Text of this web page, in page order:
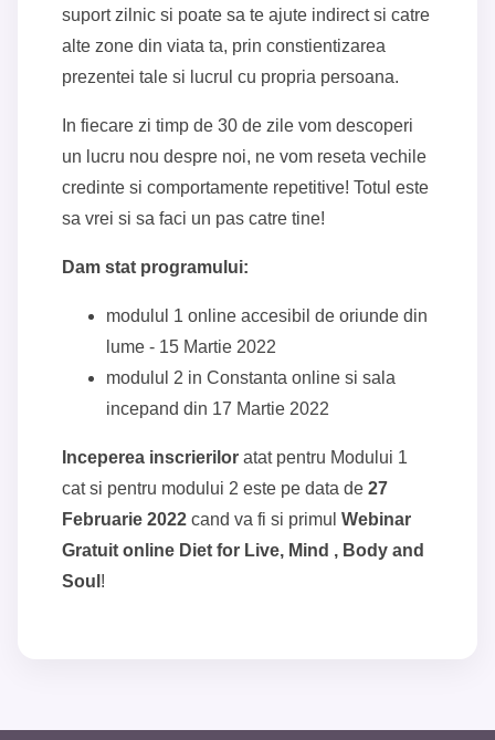
suport zilnic si poate sa te ajute indirect si catre
alte zone din viata ta, prin constientizarea
prezentei tale si lucrul cu propria persoana.
In fiecare zi timp de 30 de zile vom descoperi
un lucru nou despre noi, ne vom reseta vechile
credinte si comportamente repetitive! Totul este
sa vrei si sa faci un pas catre tine!
Dam stat programului:
modulul 1 online accesibil de oriunde din
lume - 15 Martie 2022
modulul 2 in Constanta online si sala
incepand din 17 Martie 2022
Inceperea inscrierilor atat pentru Modului 1
cat si pentru modului 2 este pe data de 27
Februarie 2022 cand va fi si primul Webinar
Gratuit online Diet for Live, Mind , Body and
Soul !